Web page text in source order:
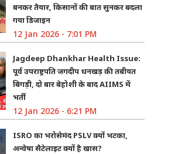
बनकर तैयार, किसानों की बात सुनकर बदला
गया डिजाइन
12 Jan 2026 - 7:01 PM
Jagdeep Dhankhar Health Issue:
पूर्व उपराष्ट्रपति जगदीप धनखड़ की तबीयत
बिगड़ी, दो बार बेहोशी के बाद AIIMS में
भर्ती
12 Jan 2026 - 6:21 PM
ISRO का भरोसेमंद PSLV क्यों भटका,
अन्वेषा सैटेलाइट क्यों है खास?